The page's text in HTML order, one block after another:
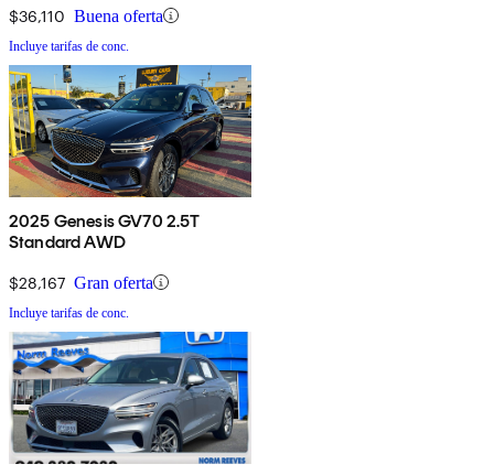
$36,110 Buena oferta
Incluye tarifas de conc.
2025 Genesis GV70 2.5T
Standard AWD
$28,167 Gran oferta
Incluye tarifas de conc.